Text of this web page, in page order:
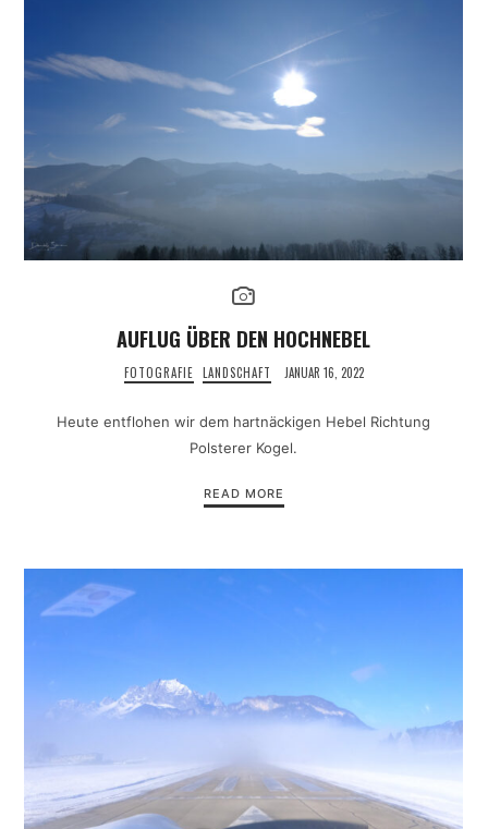
AUFLUG ÜBER DEN HOCHNEBEL
FOTOGRAFIE LANDSCHAFT JANUAR 16, 2022
Heute entflohen wir dem hartnäckigen Hebel Richtung
Polsterer Kogel.
READ MORE